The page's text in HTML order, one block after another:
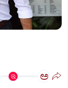
ಅ